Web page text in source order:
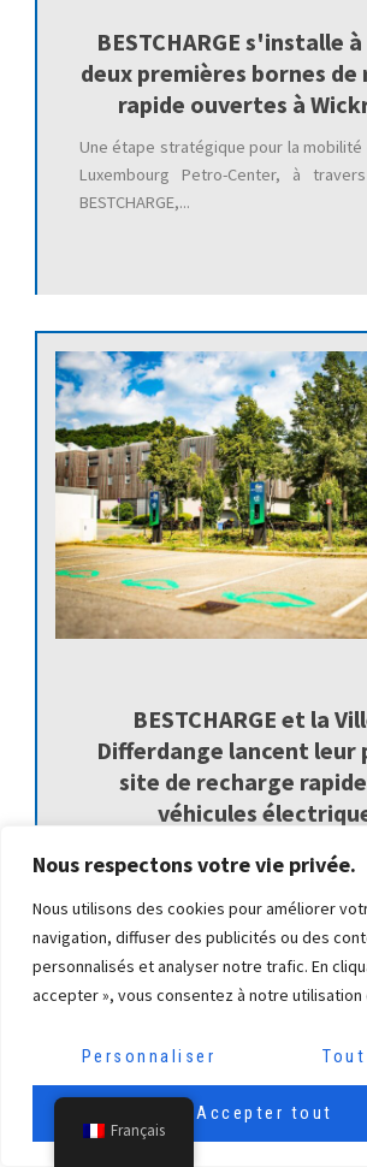
Nous respectons votre vie privée.
Nous utilisons des cookies pour améliorer
navigation, diffuser des publicités ou des
personnalisés et analyser notre trafic. En
accepter », vous consentez à notre utilisation
Personnaliser
Accepter tout
BESTCHARGE s'installe à
deux premières bornes de
rapide ouvertes à
Une étape stratégique pour la mobilité
Luxembourg Petro-Center, à
BESTCHARGE,...
BESTCHARGE et la
Differdange lancent leur
site de recharge
véhicules
Une nouvelle étape dans la transition
cœur du sud du Luxembourg Le réseau...
Français